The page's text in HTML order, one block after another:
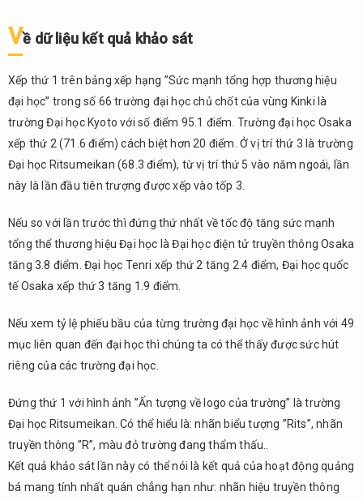
Về dữ liệu kết quả khảo sát
Xếp thứ 1 trên bảng xếp hạng ”Sức mạnh tổng hợp thương hiệu
đại học” trong số 66 trường đại học chủ chốt của vùng Kinki là
trường Đại học Kyoto với số điểm 95.1 điểm. Trường đại học Osaka
xếp thứ 2 (71.6 điểm) cách biệt hơn 20 điểm. Ở vị trí thứ 3 là trường
Đại học Ritsumeikan (68.3 điểm), từ vị trí thứ 5 vào năm ngoái, lần
này là lần đầu tiên trượng được xếp vào tốp 3.
Nếu so với lần trước thì đứng thứ nhất về tốc độ tăng sức mạnh
tổng thể thương hiệu Đại học là Đại học điện tử truyền thông Osaka
tăng 3.8 điểm. Đại học Tenri xếp thứ 2 tăng 2.4 điểm, Đại học quốc
tế Osaka xếp thứ 3 tăng 1.9 điểm.
Nếu xem tỷ lệ phiếu bầu của từng trường đại học về hình ảnh với 49
mục liên quan đến đại học thì chúng ta có thể thấy được sức hút
riêng của các trường đại học.
Đứng thứ 1 với hình ảnh ”Ấn tượng về logo của trường” là trường
Đại học Ritsumeikan. Có thể hiểu là: nhãn biểu tượng ”Rits”, nhãn
truyền thông ”R”, màu đỏ trường đang thẩm thấu..
Kết quả khảo sát lần này có thể nói là kết quả của hoạt động quảng
bá mang tính nhất quán chẳng hạn như: nhãn hiệu truyền thông